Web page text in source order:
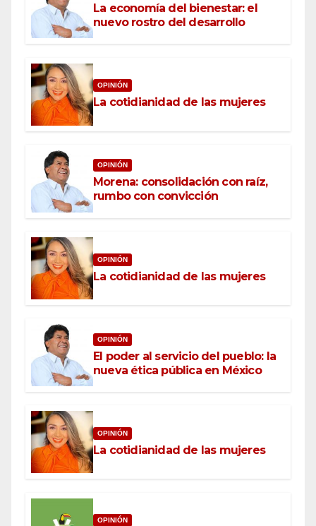
La economía del bienestar: el
nuevo rostro del desarrollo
OPINIÓN
La cotidianidad de las mujeres
OPINIÓN
Morena: consolidación con raíz,
rumbo con convicción
OPINIÓN
La cotidianidad de las mujeres
OPINIÓN
El poder al servicio del pueblo: la
nueva ética pública en México
OPINIÓN
La cotidianidad de las mujeres
OPINIÓN